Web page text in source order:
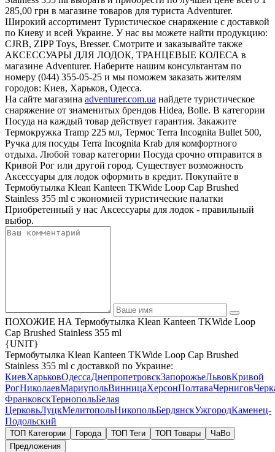
285,00 грн в магазине товаров для туриста Adventurer.
Широкий ассортимент Туристическое снаряжение с доставкой
по Киеву и всей Украине. У нас вы можете найти продукцию:
CJRB, ZIPP Toys, Bresser. Смотрите и заказывайте также
АКСЕССУАРЫ ДЛЯ ЛОДОК, ТРАНЦЕВЫЕ КОЛЕСА в
магазине Adventurer. Наберите нашим консультантам по
номеру (044) 355-05-25 и мы поможем заказать жителям
городов: Киев, Харьков, Одесса.
На сайте магазина adventurer.com.ua найдете туристическое
снаряжение от знаменитых брендов Hidea, Bolle. В категории
Посуда на каждый товар действует гарантия. Закажите
Термокружка Tramp 225 мл, Термос Terra Incognita Bullet 500,
Ручка для посуды Terra Incognita Krab для комфортного
отдыха. Любой товар категории Посуда срочно отправится в
Кривой Рог или другой город. Существует возможность
Аксессуары для лодок оформить в кредит. Покупайте в
Термобутылка Klean Kanteen TKWide Loop Cap Brushed
Stainless 355 ml с экономией туристические палатки
Приобретенный у нас Аксессуары для лодок - правильный
выбор.
ПОХОЖИЕ НА Термобутылка Klean Kanteen TKWide Loop
Cap Brushed Stainless 355 ml
{UNIT}
Термобутылка Klean Kanteen TKWide Loop Cap Brushed
Stainless 355 ml с доставкой по Украине:
КиевХарьковОдессаДнепропетровскЗапорожьеЛьвовКривой
РогНиколаевМариупольВинницаХерсонПолтаваЧернигов
ФранковскТернопольБелая
ЦерковьЛуцкМелитопольНикопольБердянскУжгородКаменец-
Подольский
ТОП Категории Города ТОП Теги ТОП Товары
ЧаВо
Предложения